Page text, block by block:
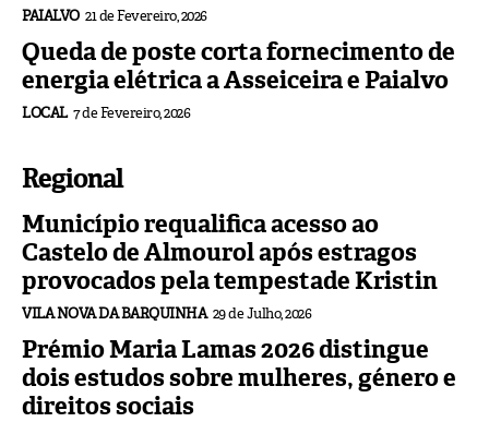
PAIALVO 21 de Fevereiro, 2026
Queda de poste corta fornecimento de
energia elétrica a Asseiceira e Paialvo
LOCAL 7 de Fevereiro, 2026
Regional
Município requalifica acesso ao
Castelo de Almourol após estragos
provocados pela tempestade Kristin
VILA NOVA DA BARQUINHA 29 de Julho, 2026
Prémio Maria Lamas 2026 distingue
dois estudos sobre mulheres, género e
direitos sociais